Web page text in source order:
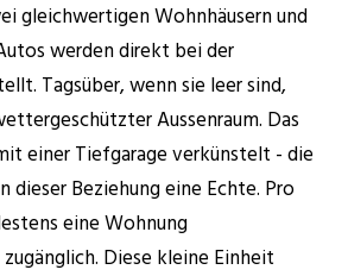
gleichwertigen Wohnhäusern und
werden direkt bei der
Tagsüber, wenn sie leer sind,
Aussenraum. Das
einer Tiefgarage verkünstelt - die
Beziehung eine Echte. Pro
eine Wohnung
Diese kleine Einheit